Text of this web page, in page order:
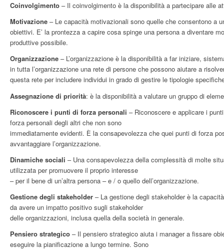
Coinvolgimento– Il coinvolgimento è la disponibilità a partecipare alle
Motivazione– Le capacità motivazionali sono quelle che consentono a
obiettivi. E’ la prontezza a capire cosa spinge una persona a diventare
produttive possibile.
Organizzazione– L’organizzazione è la disponibilità a far iniziare,
in tutta l’organizzazione una rete di persone che possono aiutare a
questa rete per includere individui in grado di gestire le tipologie
Assegnazione di priorità: è la disponibilità a valutare un gruppo di
Riconoscere i punti di forza personali – Riconoscere e applicare i
forza personali degli altri che non sono
immediatamente evidenti. È la consapevolezza che quei punti di forza
avvantaggiare l’organizzazione.
Dinamiche sociali – Una consapevolezza della complessità di molte
utilizzata per promuovere il proprio interesse
– per il bene di un’altra persona – e / o quello dell’organizzazione.
Gestione degli stakeholder– La gestione degli stakeholder è la
da avere un impatto positivo sugli stakeholder
delle organizzazioni, inclusa quella della società in generale.
Pensiero strategico– Il pensiero strategico aiuta i manager a fissare
eseguire la pianificazione a lungo termine. Sono